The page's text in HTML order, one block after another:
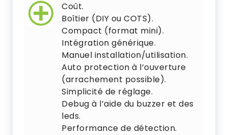
Coût.
Boîtier (DIY ou COTS).
Compact (format mini).
Intégration générique.
Manuel installation/utilisation.
Auto protection à l’ouverture
(arrachement possible).
Simplicité de réglage.
Debug à l’aide du buzzer et des
leds.
Performance de détection.